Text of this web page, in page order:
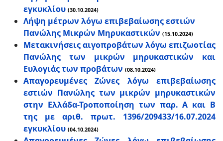
εγκυκλίου (30.10.2024)
Λήψη μέτρων λόγω επιβεβαίωσης εστιών
Πανώλης Μικρών Μηρυκαστικών (15.10.2024)
Μετακινήσεις αιγοπροβάτων λόγω επιζωοτίας
Πανώλης των μικρών μηρυκαστικών και
Ευλογιάς των προβάτων (08.10.2024)
Απαγορευμένες Ζώνες λόγω επιβεβαίωσης
εστιών Πανώλης των μικρών μηρυκαστικών
στην Ελλάδα-Τροποποίηση των παρ. Α και Β
της με αριθ. πρωτ. 1396/209433/16.07.2024
εγκυκλίου (04.10.2024)